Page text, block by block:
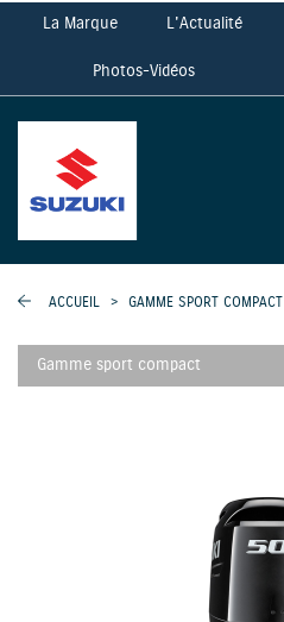
La Marque L'Actualité
Photos-Vidéos
ACCUEIL > GAMME SPORT COMPACT